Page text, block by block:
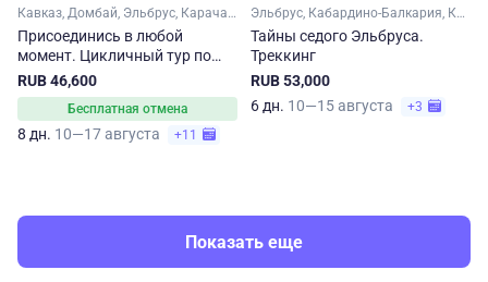
Кавказ, Домбай, Эльбрус, Карачаево-Черкесия, Кабардино-Балкария, Ставропольский край, Кавказские Минеральные Воды
Присоединись в любой
момент. Цикличный тур по
Кавказу
RUB 46,600
Бесплатная отмена
8 дн. 10—17 августа +11
Эльбрус, Кабардино-Балкария, Кавказ
Тайны седого Эльбруса.
Треккинг
RUB 53,000
6 дн. 10—15 августа +3
Показать еще